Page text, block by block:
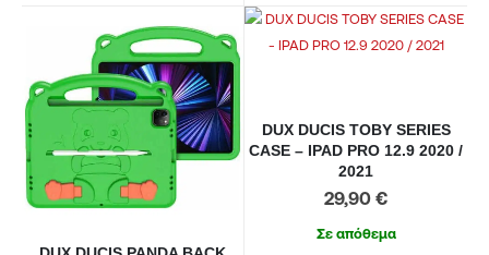
DUX DUCIS TOBY SERIES
CASE – IPAD PRO 12.9 2020 /
2021
29,90 €
Σε απόθεμα